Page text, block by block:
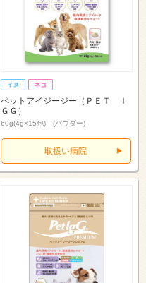
ペットアイジージー（ＰＥＴ Ｉ
ＧＧ）
60g(4g×15包) (パウダー)
取扱い病院